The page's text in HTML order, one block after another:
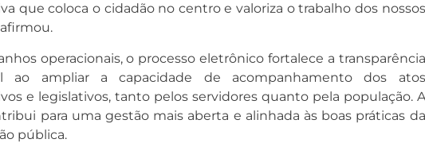
que coloca o cidadão no centro e valoriza o trabalho dos nossos
operacionais, o processo eletrônico fortalece a transparência
ao ampliar a capacidade de acompanhamento dos atos
e legislativos, tanto pelos servidores quanto pela população. A
para uma gestão mais aberta e alinhada às boas práticas da
pública.